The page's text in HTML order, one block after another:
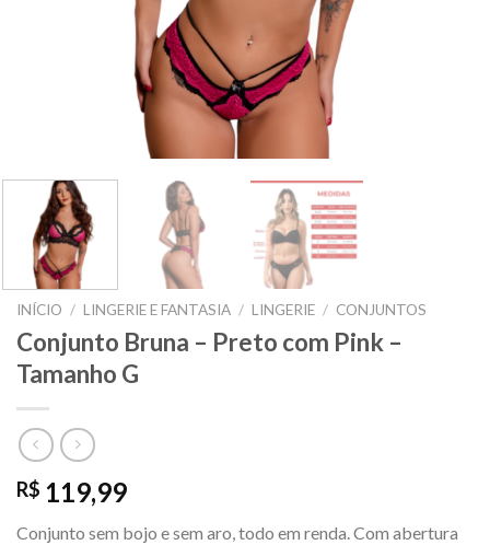
INÍCIO / LINGERIE E FANTASIA / LINGERIE / CONJUNTOS
Conjunto Bruna – Preto com Pink –
Tamanho G
R$ 119,99
Conjunto sem bojo e sem aro, todo em renda. Com abertura